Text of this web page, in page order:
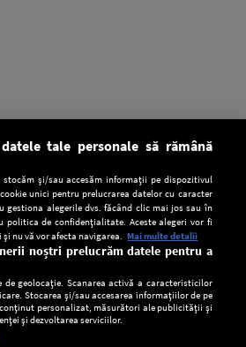
tale personale să rămână
stocăm și/sau accesăm informații pe dispozitivul
unici pentru prelucrarea datelor cu caracter
gestiona alegerile dvs. făcând clic mai jos sau în
politica de confidențialitate. Aceste alegeri vor fi
nu vă vor afecta navigarea. Mai multe detalii
noștri prelucrăm datele pentru a
de geolocație. Scanarea activă a caracteristicilor
Stocarea și/sau accesarea informațiilor de pe
personalizat, măsurători ale publicității și
și dezvoltarea serviciilor.